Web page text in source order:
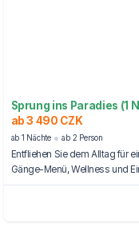
Sprung ins Paradies (1
ab 3 490 CZK
ab 1 Nächte ab 2 Person
Entfliehen Sie dem Alltag für
Gänge-Menü, Wellness und